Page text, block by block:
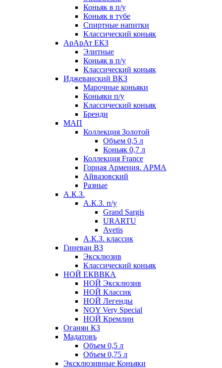
Коньяк в п/у
Коньяк в тубе
Спиртные напитки
Классический коньяк
АрАрАт ЕКЗ
Элитные
Коньяк в п/у
Классический коньяк
Иджеванский ВКЗ
Марочные коньяки
Коньяки п/у
Классический коньяк
Бренди
МАП
Коллекция Золотой
Объем 0,5 л
Коньяк 0,7 л
Коллекция France
Горная Армения. АРМА
Айвазовский
Разные
А.К.З.
А.К.З. п/у
Grand Sargis
URARTU
Avetis
А.К.З. классик
Гиневан ВЗ
Эксклюзив
Классический коньяк
НОЙ ЕКВВКА
НОЙ Эксклюзив
НОЙ Классик
НОЙ Легенды
NOY Very Speсial
НОЙ Кремлин
Оганян КЗ
Мадатовъ
Объем 0,5 л
Объем 0,75 л
Эксклюзивные Коньяки